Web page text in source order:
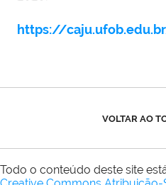
https://
VOLTAR AO
Todo o conteúdo deste site